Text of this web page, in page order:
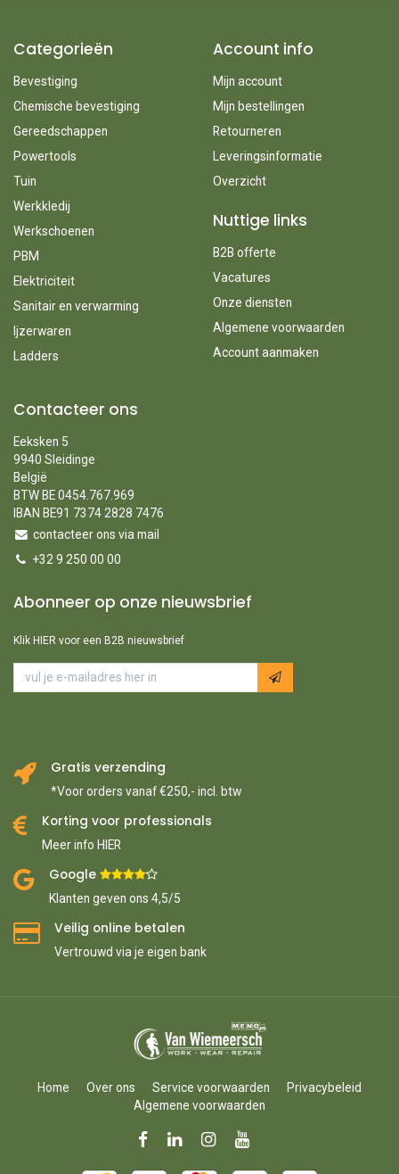
Categorieën
Bevestiging
Chemische bevestiging
Gereedschappen
Powertools
Tuin
Werkkledij
Werkschoenen
PBM
Elektriciteit
Sanitair en verwarming
Ijzerwaren
Ladders
Account info
Mijn account
Mijn bestellingen
Retourneren
Leveringsinformatie
Overzicht
Nuttige links
B2B offerte
Vacatures
Onze diensten
Algemene voorwaarden
Account aanmaken
Contacteer ons
Eeksken 5
9940 Sleidinge
België
BTW BE 0454.767.969
IBAN BE91 7374 2828 7476
contacteer ons via mail
+32 9 250 00 00
Abonneer op onze nieuwsbrief
Klik HIER voor een B2B nieuwsbrief
Gratis verzending
*Voor orders vanaf €250,- incl. btw
Korting voor professionals
Meer info HIER
Google ​
Klanten geven ons 4,5/5
Veilig online betalen
Vertrouwd via je eigen bank
Home Over ons Service voorwaarden
Privacybeleid
Algemene voorwaarden